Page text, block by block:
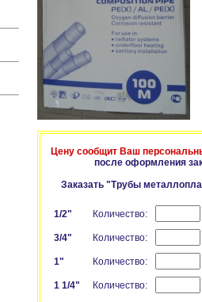
Цену сообщит Ваш
после оформления
Заказать "Трубы
1/2" Количество:
3/4" Количество:
1" Количество:
1 1/4" Количество: